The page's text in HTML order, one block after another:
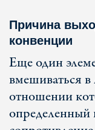
Причина
конвенции
Еще один
вмешиваться
отношении
определенный